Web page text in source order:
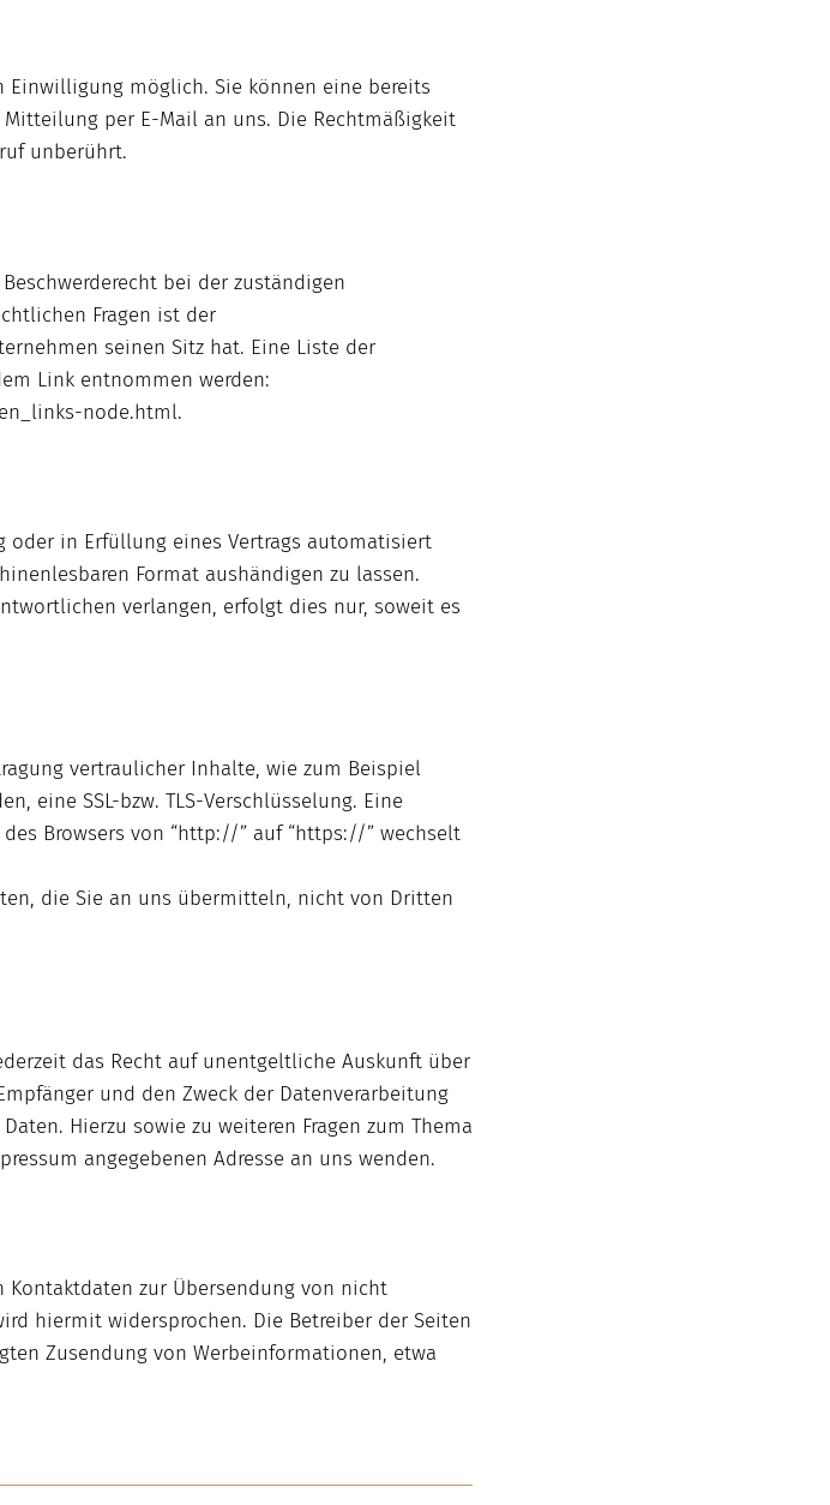
möglich. Sie können eine bereits
per E-Mail an uns. Die Rechtmäßigkeit
unberührt.
bei der zuständigen
Fragen ist der
seinen Sitz hat. Eine Liste der
Link entnommen werden:
node.html.
oder in Erfüllung eines Vertrags automatisiert
Format aushändigen zu lassen.
verlangen, erfolgt dies nur, soweit es
vertraulicher Inhalte, wie zum Beispiel
eine SSL-bzw. TLS-Verschlüsselung. Eine
Browsers von “http://” auf “https://” wechselt
die Sie an uns übermitteln, nicht von Dritten
das Recht auf unentgeltliche Auskunft über
und den Zweck der Datenverarbeitung
Hierzu sowie zu weiteren Fragen zum Thema
angegebenen Adresse an uns wenden.
zur Übersendung von nicht
hiermit widersprochen. Die Betreiber der Seiten
Zusendung von Werbeinformationen, etwa